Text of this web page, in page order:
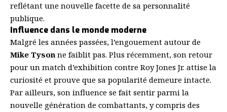
reflétant une nouvelle facette de sa personnalité
publique.
Influence dans le monde moderne
Malgré les années passées, l’engouement autour de
Mike Tyson ne faiblit pas. Plus récemment, son retour
pour un match d’exhibition contre Roy Jones Jr. attise la
curiosité et prouve que sa popularité demeure intacte.
Par ailleurs, son influence se fait sentir parmi la
nouvelle génération de combattants, y compris des